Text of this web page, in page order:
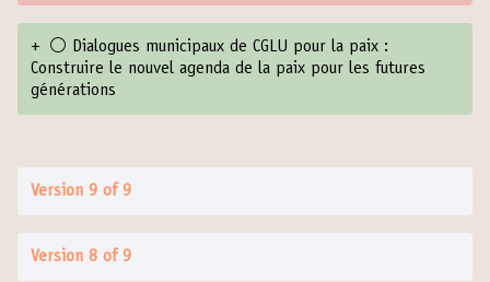
+
⚪️ Dialogues municipaux de CGLU pour la paix :
Construire le nouvel agenda de la paix pour les futures
générations
Version 9 of 9
Version 8 of 9